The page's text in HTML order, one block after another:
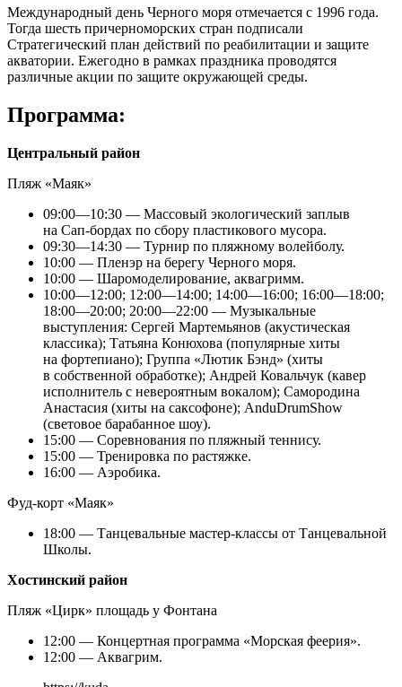
Международный день Черного моря отмечается с 1996 года.
Тогда шесть причерноморских стран подписали
Стратегический план действий по реабилитации и защите
акватории. Ежегодно в рамках праздника проводятся
различные акции по защите окружающей среды.
Программа:
Центральный район
Пляж «Маяк»
09:00—10:30 — Массовый экологический заплыв
на Сап-бордах по сбору пластикового мусора.
09:30—14:30 — Турнир по пляжному волейболу.
10:00 — Пленэр на берегу Черного моря.
10:00 — Шаромоделирование, аквагримм.
10:00—12:00; 12:00—14:00; 14:00—16:00; 16:00—18:00;
18:00—20:00; 20:00—22:00 — Музыкальные
выступления: Сергей Мартемьянов (акустическая
классика); Татьяна Конюхова (популярные хиты
на фортепиано); Группа «Лютик Бэнд» (хиты
в собственной обработке); Андрей Ковальчук (кавер
исполнитель с невероятным вокалом); Самородина
Анастасия (хиты на саксофоне); AnduDrumShow
(световое барабанное шоу).
15:00 — Соревнования по пляжный теннису.
15:00 — Тренировка по растяжке.
16:00 — Аэробика.
Фуд-корт «Маяк»
18:00 — Танцевальные мастер-классы от Танцевальной
Школы.
Хостинский район
Пляж «Цирк» площадь у Фонтана
12:00 — Концертная программа «Морская феерия».
12:00 — Аквагрим.